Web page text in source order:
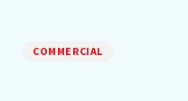
COMMERCIAL